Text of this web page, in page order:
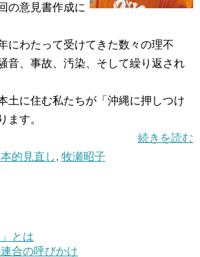
の意見書作成に
にわたって受けてきた数々の理不
音、事故、汚染、そして繰り返され
土に住む私たちが「沖縄に押しつけ
ます。
続きを読む
的見直し, 牧瀬昭子
とは
合の呼びかけ